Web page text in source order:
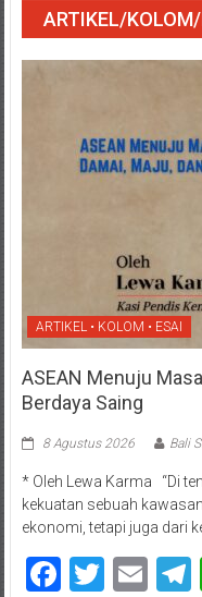
ARTIKEL/
ARTIKEL • KOLOM • ESAI
ASEAN Menuju
Berdaya Saing
8 Agustus 2026 Bali
* Oleh Lewa Karma “Di
kekuatan sebuah
ekonomi, tetapi juga dari